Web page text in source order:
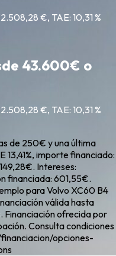
€, TAE: 10,31 %
43.600€ o
€, TAE: 10,31 %
de 250€ y una última
importe financiado:
Intereses:
financiada: 601,55€.
para Volvo XC60 B4
válida hasta
Financiación ofrecida por
Consulta condiciones
opciones-